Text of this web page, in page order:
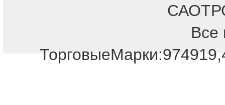
Все